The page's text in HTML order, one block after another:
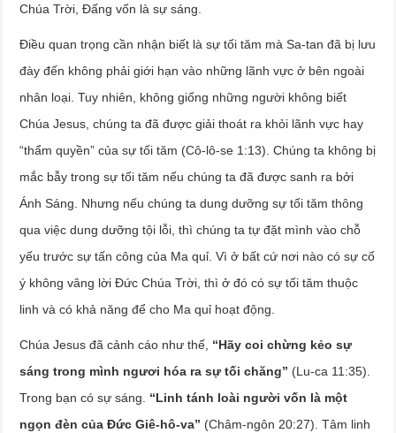
Chúa Trời, Đấng vốn là sự sáng.
Điều quan trọng cần nhận biết là sự tối tăm mà Sa-tan đã bị lưu
đày đến không phải giới hạn vào những lãnh vực ở bên ngoài
nhân loại. Tuy nhiên, không giống những người không biết
Chúa Jesus, chúng ta đã được giải thoát ra khỏi lãnh vực hay
“thẩm quyền” của sự tối tăm (Cô-lô-se 1:13). Chúng ta không bị
mắc bẫy trong sự tối tăm nếu chúng ta đã được sanh ra bởi
Ánh Sáng. Nhưng nếu chúng ta dung dưỡng sự tối tăm thông
qua việc dung dưỡng tội lỗi, thì chúng ta tự đặt mình vào chỗ
yếu trước sự tấn công của Ma quỉ. Vì ở bất cứ nơi nào có sự cố
ý không vâng lời Đức Chúa Trời, thì ở đó có sự tối tăm thuộc
linh và có khả năng để cho Ma quỉ hoạt động.
Chúa Jesus đã cảnh cáo như thế, “Hãy coi chừng kẻo sự
sáng trong mình ngươi hóa ra sự tối chăng” (Lu-ca 11:35).
Trong bạn có sự sáng. “Linh tánh loài người vốn là một
ngọn đèn của Đức Giê-hô-va” (Châm-ngôn 20:27). Tâm linh